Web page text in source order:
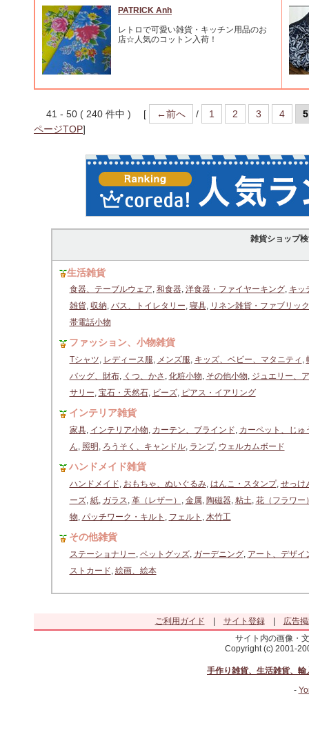
PATRICK Anh
レトロで可愛い雑貨・キッチン用品のお
店☆人気のコットン入荷！
41 - 50 ( 240 件中 ) [ ←前へ / 1 2 3 4
5
ページTOP]
雑貨ショップ
生活雑貨
食器、テーブルウェア, 和食器, 洋食器・ファイヤーキング, キッ
雑貨, 収納, バス、トイレタリー, 寝具, リネン雑貨・ファブリック
帯電話小物
ファッション、小物雑貨
Tシャツ, レディース服, メンズ服, キッズ、ベビー、マタニティ ,
バッグ、財布, くつ、かさ , 化粧小物, その他小物, ジュエリー、
サリー, 宝石・天然石, ビーズ, ピアス・イアリング
インテリア雑貨
家具, インテリア小物, カーテン、ブラインド, カーペット、じゅ
ん, 照明 , ろうそく、キャンドル, ランプ, ウェルカムボード
ハンドメイド雑貨
ハンドメイド, おもちゃ、ぬいぐるみ, はんこ・スタンプ, せっけ
ーズ, 紙, ガラス, 革（レザー） , 金属, 陶磁器, 粘土, 花（フラワー
物, パッチワーク・キルト , フェルト , 木竹工
その他雑貨
ステーショナリー, ペットグッズ, ガーデニング, アート、デザイ
ストカード, 絵画、絵本
ご利用ガイド サイト登録|
広告
サイト内の画像・
Copyright (c) 2001-
手作り雑貨、生活雑貨、
-